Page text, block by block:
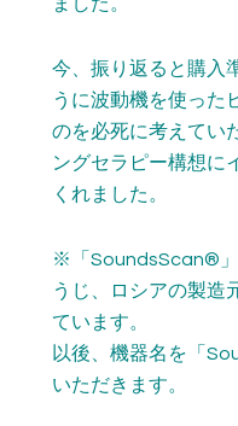
今、振り返ると購入
うに波動機を使った
のを必死に考えてい
ングセラピー構想に
くれました。
※「SoundsScan®」
うじ、ロシアの製造
ています。
以後、機器名を「
いただきます。